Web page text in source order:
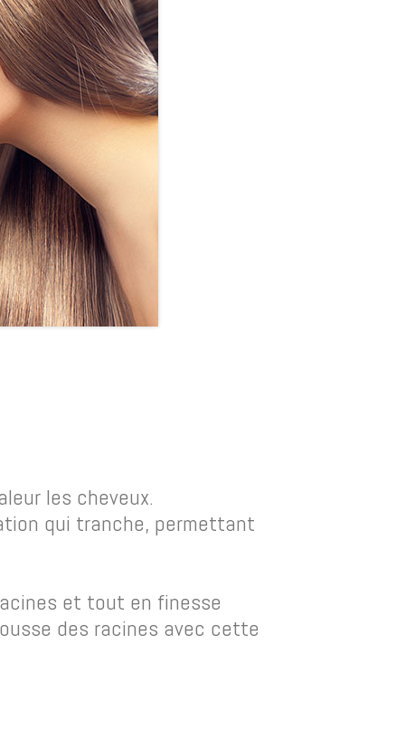
les cheveux.
qui tranche, permettant
et tout en finesse
des racines avec cette